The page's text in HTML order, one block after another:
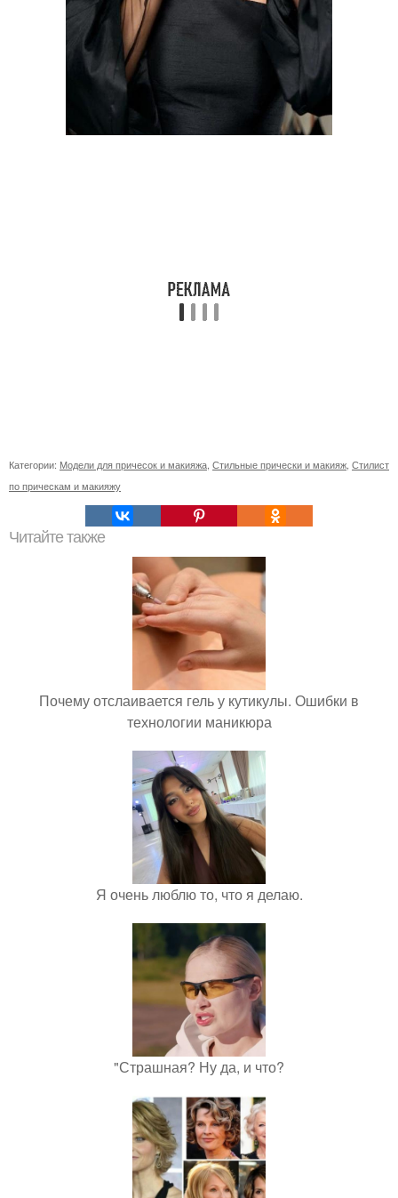
Категории: Модели для причесок и макияжа Стильные прически и макияж Стилист
по прическам и макияжу
Читайте также
Почему отслаивается гель у кутикулы. Ошибки в
технологии маникюра
Я очень люблю то, что я делаю.
"Страшная? Ну да, и что?